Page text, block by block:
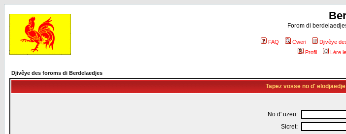
Forom di
FAQ Cweri Djivêye
Profil
Lére
Djivêye des foroms di Berdelaedjes
Tapez vosse no d'
No d' uzeu:
Sicret: